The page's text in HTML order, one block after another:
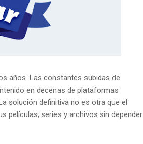
años. Las constantes subidas de
en decenas de plataformas
solución definitiva no es otra que el
películas, series y archivos sin depender